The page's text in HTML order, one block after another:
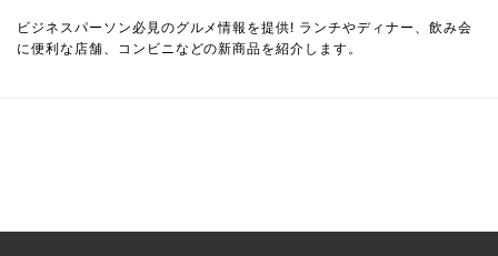
ビジネスパーソン必見のグルメ情報を提供! ランチやディナー、飲み会
に便利な店舗、コンビニなどの新商品を紹介します。